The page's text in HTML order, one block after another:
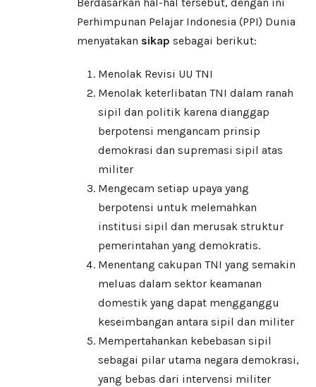
Berdasarkan hal-hal tersebut, dengan ini
Perhimpunan Pelajar Indonesia (PPI) Dunia
menyatakan sikap sebagai berikut:
Menolak Revisi UU TNI
Menolak keterlibatan TNI dalam ranah
sipil dan politik karena dianggap
berpotensi mengancam prinsip
demokrasi dan supremasi sipil atas
militer
Mengecam setiap upaya yang
berpotensi untuk melemahkan
institusi sipil dan merusak struktur
pemerintahan yang demokratis.
Menentang cakupan TNI yang semakin
meluas dalam sektor keamanan
domestik yang dapat mengganggu
keseimbangan antara sipil dan militer
Mempertahankan kebebasan sipil
sebagai pilar utama negara demokrasi,
yang bebas dari intervensi militer